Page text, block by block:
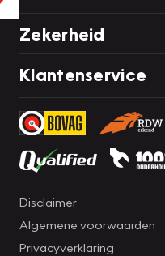
Zekerheid
Klantenservice
Disclaimer
Algemene voorwaarden
Privacyverklaring